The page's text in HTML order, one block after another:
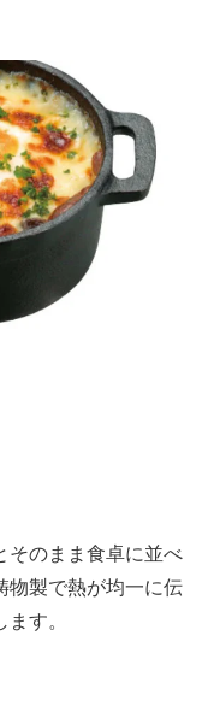
そのまま食卓に並べ
物製で熱が均一に伝
す。